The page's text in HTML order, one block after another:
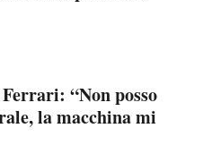
“Non posso
la macchina mi